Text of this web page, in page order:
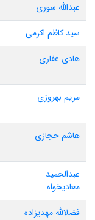
عبدالله سوری
سید کاظم اکرمی
هادی غفاری
مریم بهروزی
هاشم حجازی
عبدالحمید
معادیخواه
فضلالله مهدیزاده